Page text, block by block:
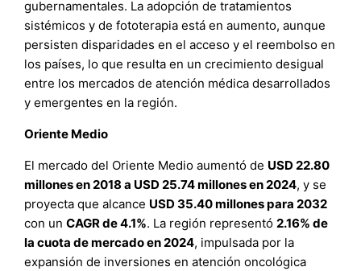
gubernamentales. La adopción de tratamientos
sistémicos y de fototerapia está en aumento, aunque
persisten disparidades en el acceso y el reembolso en
los países, lo que resulta en un crecimiento desigual
entre los mercados de atención médica desarrollados
y emergentes en la región.
Oriente Medio
El mercado del Oriente Medio aumentó de USD 22.80
millones en 2018 a USD 25.74 millones en 2024, y se
proyecta que alcance USD 35.40 millones para 2032
con unCAGR de 4.1%. La región representó2.16% de
la cuota de mercado en 2024, impulsada por la
expansión de inversiones en atención oncológica